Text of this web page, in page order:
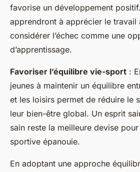
favorise un développement
apprendront à apprécier le travail
considérer l’échec comme une
d’apprentissage.
Favoriser l’équilibre vie-sport :
jeunes à maintenir un équilibre
et les loisirs permet de réduire le
leur bien-être global. Un esprit
sain reste la meilleure devise
sportive épanouie.
En adoptant une approche